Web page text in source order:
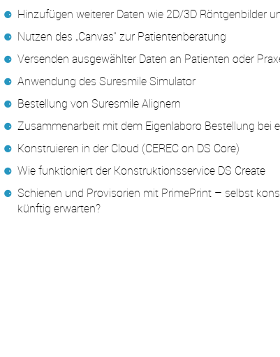
Hinzufügen weiterer Daten wie 2D/3D Röntgenbilder
Nutzen des „Canvas“ zur Patientenberatung
Versenden ausgewählter Daten an Patienten oder
Anwendung des Suresmile Simulator
Bestellung von Suresmile Alignern
Zusammenarbeit mit dem Eigenlaboro Bestellung bei
Konstruieren in der Cloud (CEREC on DS Core)
Wie funktioniert der Konstruktionsservice DS Create
Schienen und Provisorien mit PrimePrint – selbst
künftig erwarten?